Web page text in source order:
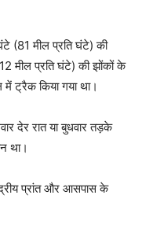
(81 मील प्रति घंटे) की
मील प्रति घंटे) की झोंकों के
ट्रैक किया गया था।
देर रात या बुधवार तड़के
था।
प्रांत और आसपास के